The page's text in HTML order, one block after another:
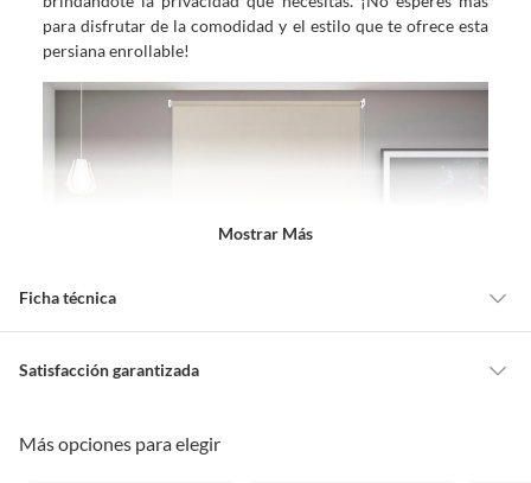
para disfrutar de la comodidad y el estilo que te ofrece esta
persiana enrollable!
Mostrar Más
Ficha técnica
Alto
Ancho
Satisfacción garantizada
Más opciones para elegir